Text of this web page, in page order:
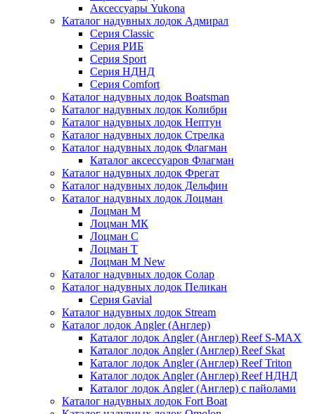
Аксессуары Yukona
Каталог надувных лодок Адмирал
Серия Classic
Серия РИБ
Серия Sport
Серия НДНД
Серия Comfort
Каталог надувных лодок Boatsman
Каталог надувных лодок Колибри
Каталог надувных лодок Нептун
Каталог надувных лодок Стрелка
Каталог надувных лодок Флагман
Каталог аксессуаров Флагман
Каталог надувных лодок Фрегат
Каталог надувных лодок Дельфин
Каталог надувных лодок Лоцман
Лоцман М
Лоцман МК
Лоцман С
Лоцман Т
Лоцман М New
Каталог надувных лодок Солар
Каталог надувных лодок Пеликан
Серия Gavial
Каталог надувных лодок Stream
Каталог лодок Angler (Англер)
Каталог лодок Angler (Англер) Reef S-MAX
Каталог лодок Angler (Англер) Reef Skat
Каталог лодок Angler (Англер) Reef Triton
Каталог лодок Angler (Англер) Reef НДНД
Каталог лодок Angler (Англер) с пайолами
Каталог надувных лодок Fort Boat